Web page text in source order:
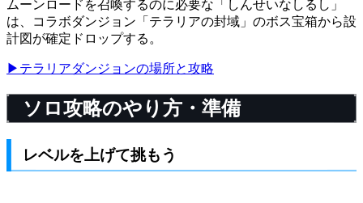
ムーンロードを召喚するのに必要な「しんせいなしるし」
は、コラボダンジョン「テラリアの封域」のボス宝箱から設
計図が確定ドロップする。
▶テラリアダンジョンの場所と攻略
ソロ攻略のやり方・準備
レベルを上げて挑もう